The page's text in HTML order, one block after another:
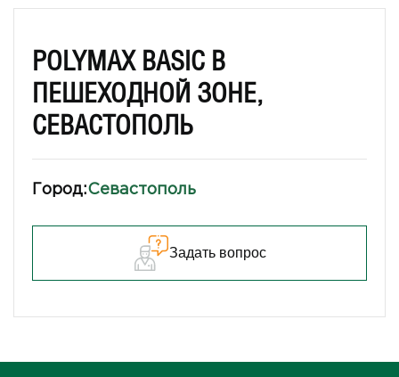
POLYMAX BASIC В
ПЕШЕХОДНОЙ ЗОНЕ,
СЕВАСТОПОЛЬ
Город:Севастополь
Задать вопрос